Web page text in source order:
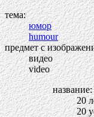
тема:
юмор
humour
предмет с
видео
video
название:
20
20